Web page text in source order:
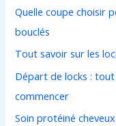
c
h
e
r
:
Quelle coupe choisir
bouclés
Tout savoir sur les
Départ de locks :
commencer
Soin protéiné